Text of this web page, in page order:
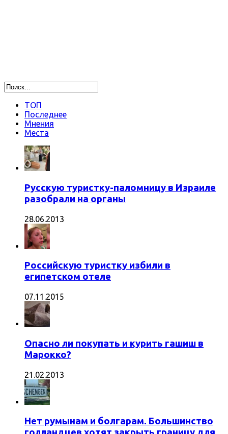
ТОП
Последнее
Мнения
Места
Русскую туристку-паломницу в Израиле
разобрали на органы
28.06.2013
Российскую туристку избили в
египетском отеле
07.11.2015
Опасно ли покупать и курить гашиш в
Марокко?
21.02.2013
Нет румынам и болгарам. Большинство